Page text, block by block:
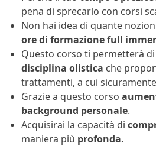
pena di sprecarlo con corsi
Non hai idea di quante
ore di formazione full
Questo corso ti permetterà di
disciplina olistica che
trattamenti, a cui
Grazie a questo corso
background personale.
Acquisirai la capacità di
maniera più profonda.